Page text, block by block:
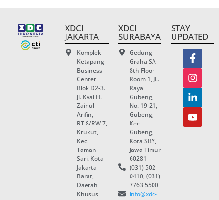
XDCI
JAKARTA
Komplek
Ketapang
Business
Center
Blok D2-3.
Jl. Kyai H.
Zainul
Arifin,
RT.8/RW.7,
Krukut,
Kec.
Taman
Sari, Kota
Jakarta
Barat,
Daerah
Khusus
XDCI
SURABAYA
Gedung
Graha SA
8th Floor
Room 1, JL.
Raya
Gubeng,
No. 19-21,
Gubeng,
Kec.
Gubeng,
Kota SBY,
Jawa Timur
60281
(031) 502
0410, (031)
7763 5500
info@xdc-
STAY
UPDATED